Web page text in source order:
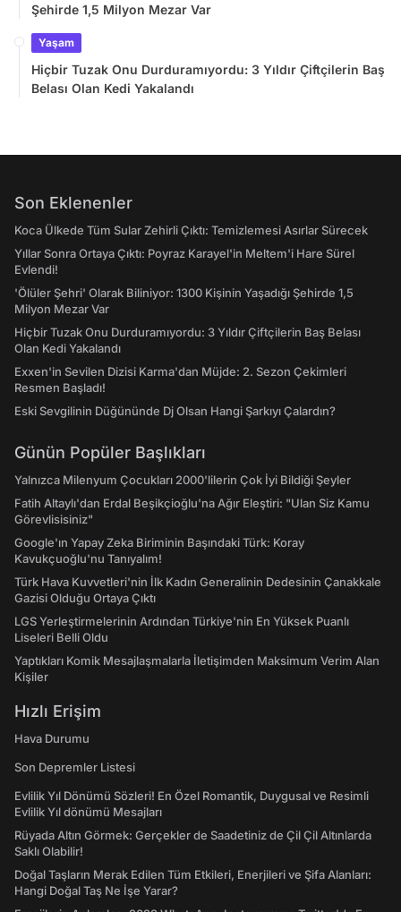
Şehirde 1,5 Milyon Mezar Var
Yaşam
Hiçbir Tuzak Onu Durduramıyordu: 3 Yıldır Çiftçilerin Baş
Belası Olan Kedi Yakalandı
Son Eklenenler
Koca Ülkede Tüm Sular Zehirli Çıktı: Temizlemesi Asırlar Sürecek
Yıllar Sonra Ortaya Çıktı: Poyraz Karayel'in Meltem'i Hare Sürel
Evlendi!
'Ölüler Şehri' Olarak Biliniyor: 1300 Kişinin Yaşadığı Şehirde 1,5
Milyon Mezar Var
Hiçbir Tuzak Onu Durduramıyordu: 3 Yıldır Çiftçilerin Baş Belası
Olan Kedi Yakalandı
Exxen'in Sevilen Dizisi Karma'dan Müjde: 2. Sezon Çekimleri
Resmen Başladı!
Eski Sevgilinin Düğününde Dj Olsan Hangi Şarkıyı Çalardın?
Günün Popüler Başlıkları
Yalnızca Milenyum Çocukları 2000'lilerin Çok İyi Bildiği Şeyler
Fatih Altaylı'dan Erdal Beşikçioğlu'na Ağır Eleştiri: "Ulan Siz Kamu
Görevlisisiniz"
Google'ın Yapay Zeka Biriminin Başındaki Türk: Koray
Kavukçuoğlu'nu Tanıyalım!
Türk Hava Kuvvetleri'nin İlk Kadın Generalinin Dedesinin Çanakkale
Gazisi Olduğu Ortaya Çıktı
LGS Yerleştirmelerinin Ardından Türkiye'nin En Yüksek Puanlı
Liseleri Belli Oldu
Yaptıkları Komik Mesajlaşmalarla İletişimden Maksimum Verim Alan
Kişiler
Hızlı Erişim
Hava Durumu
Son Depremler Listesi
Evlilik Yıl Dönümü Sözleri! En Özel Romantik, Duygusal ve Resimli
Evlilik Yıl dönümü Mesajları
Rüyada Altın Görmek: Gerçekler de Saadetiniz de Çil Çil Altınlarda
Saklı Olabilir!
Doğal Taşların Merak Edilen Tüm Etkileri, Enerjileri ve Şifa Alanları:
Hangi Doğal Taş Ne İşe Yarar?